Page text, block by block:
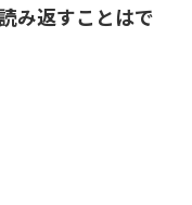
み返すことはで